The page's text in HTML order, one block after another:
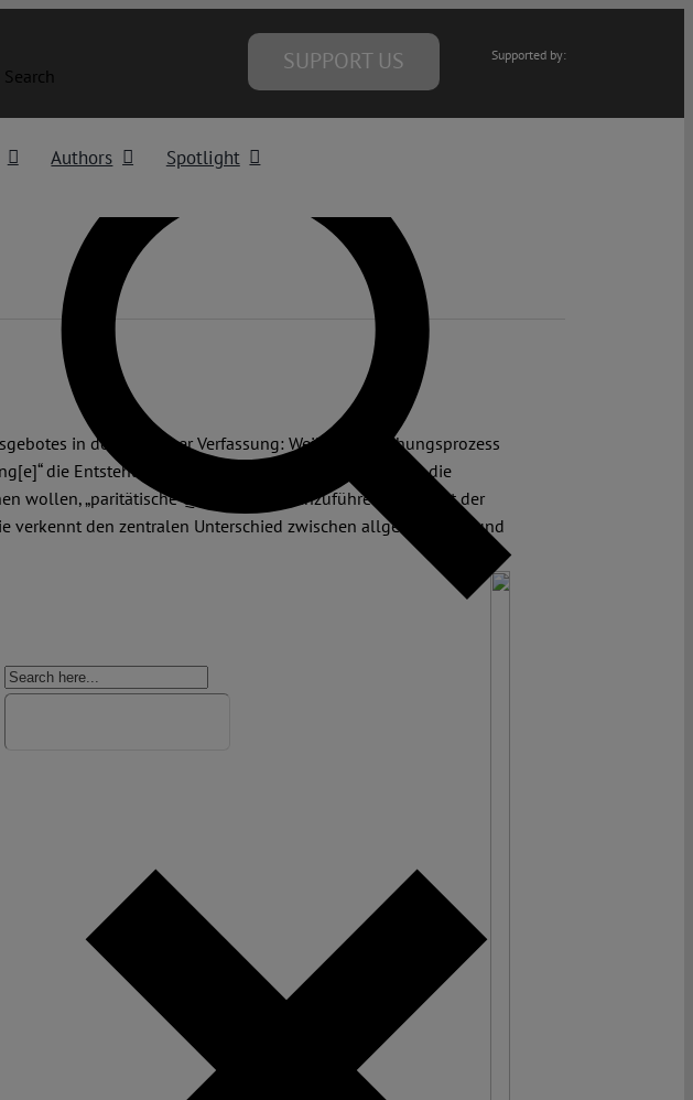
Search
SUPPORT US Supported by:
Authors Spotlight
in der Thüringer Verfassung: Weil im Entstehungsprozess
die Entstehungsgeschichte zu der Folgerung, dass die
wollen, „paritätische Quotierungen einzuführen“. Diese Art der
den zentralen Unterschied zwischen allgemeineren und